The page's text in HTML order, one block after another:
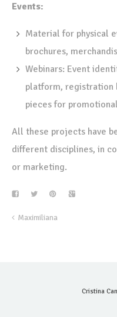
Events:
Material for physical
brochures,
Webinars: Event
platform, registration
pieces for
All these projects have
different disciplines, in
or marketing.
Maximiliana
Cristina